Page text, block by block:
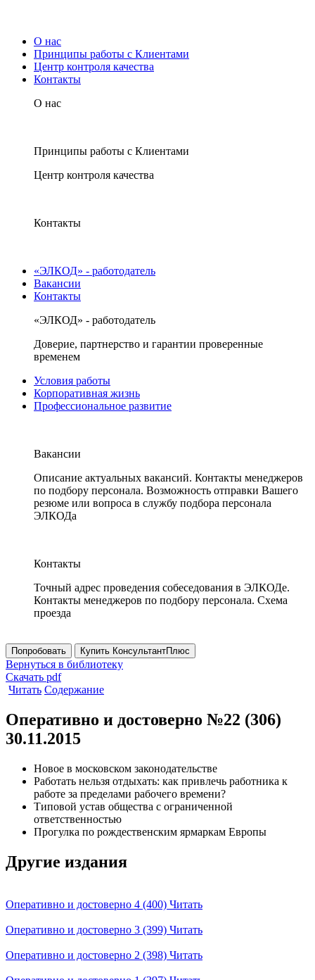
О нас
Принципы работы с Клиентами
Центр контроля качества
Контакты
О нас
Принципы работы с Клиентами
Центр контроля качества
Контакты
«ЭЛКОД» - работодатель
Вакансии
Контакты
«ЭЛКОД» - работодатель
Доверие, партнерство и гарантии проверенные
временем
Условия работы
Корпоративная жизнь
Профессиональное развитие
Вакансии
Описание актуальных вакансий. Контакты менеджеров
по подбору персонала. Возможность отправки Вашего
резюме или вопроса в службу подбора персонала
ЭЛКОДа
Контакты
Точный адрес проведения собеседования в ЭЛКОДе.
Контакты менеджеров по подбору персонала. Схема
проезда
Попробовать Купить КонсультантПлюс
Вернуться в библиотеку
Скачать pdf
Читать Содержание
Оперативно и достоверно №22 (306)
30.11.2015
Новое в московском законодательстве
Работать нельзя отдыхать: как привлечь работника к
работе за пределами рабочего времени?
Типовой устав общества с ограниченной
ответственностью
Прогулка по рождественским ярмаркам Европы
Другие издания
Оперативно и достоверно 4 (400) Читать
Оперативно и достоверно 3 (399) Читать
Оперативно и достоверно 2 (398) Читать